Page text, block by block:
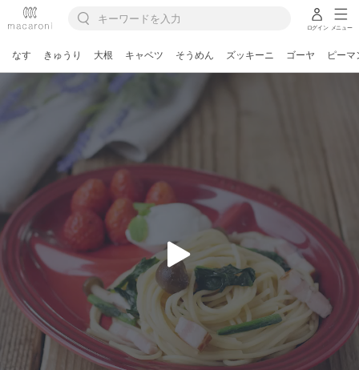
ログイン メニュー
なす きゅうり 大根 キャベツ そうめん ズッキーニ ゴーヤ ピーマ